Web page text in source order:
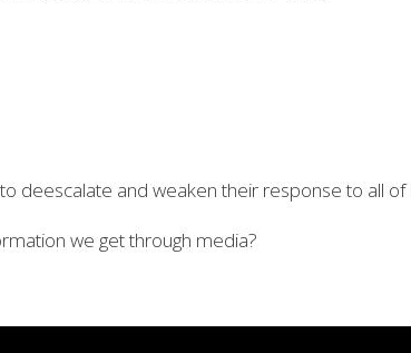
deescalate and weaken their response to all of
we get through media?